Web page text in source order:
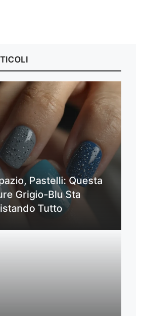
Pastelli: Questa
Grigio-Blu Sta
Tutto